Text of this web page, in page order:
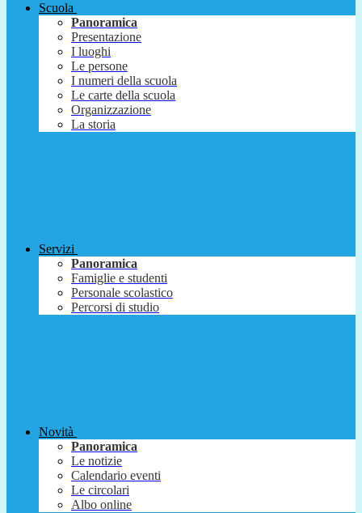
Scuola
Panoramica
Presentazione
I luoghi
Le persone
I numeri della scuola
Le carte della scuola
Organizzazione
La storia
Servizi
Panoramica
Famiglie e studenti
Personale scolastico
Percorsi di studio
Novità
Panoramica
Le notizie
Calendario eventi
Le circolari
Albo online